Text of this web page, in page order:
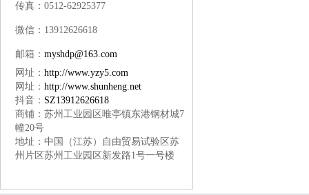
传真：0512-62925377
微信：13912626618
邮箱： myshdp@163.com
网址： http://www.yzy5.com
网址： http://www.shunheng.net
抖音： SZ13912626618
商铺：苏州工业园区唯亭镇东港钢材城7
幢20号
地址 ： 中国（江苏）自由贸易试验区苏
州片区苏州工业园区新发路1号一号楼